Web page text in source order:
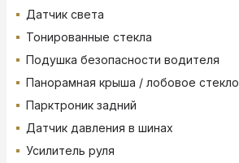
Датчик света
Тонированные стекла
Подушка безопасности водителя
Панорамная крыша / лобовое стекло
Парктроник задний
Датчик давления в шинах
Усилитель руля